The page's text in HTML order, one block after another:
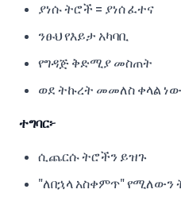
ያነሱ ትሮች = ያነሰ ፈተና
ንፁህ የእይታ አካባቢ
የግዳጅ ቅድሚያ መስጠት
ወደ ትኩረት መመለስ ቀላል ነው
ተግባር፦
ሲጨርሱ ትሮችን ይዝጉ
"ለበኋላ አስቀምጥ" የሚለውን